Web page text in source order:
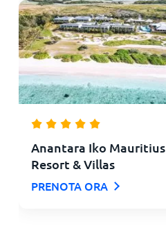
Anantara Iko Mauritius
Resort & Villas
PRENOTA ORA